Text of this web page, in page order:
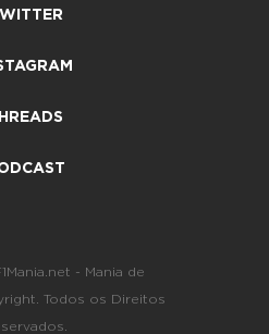
- Mania de
Todos os Direitos